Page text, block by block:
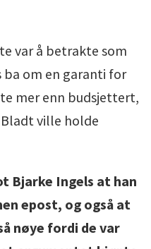
var å betrakte som
ba om en garanti for
mer enn budsjettert,
ville holde
Bjarke Ingels at han
epost, og også at
nøye fordi de var